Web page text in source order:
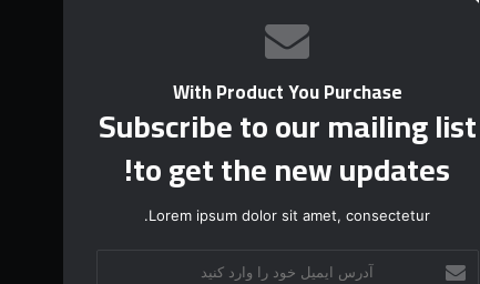
With Product You Purchase
Subscribe to our mailing list
to get the new updates!
Lorem ipsum dolor sit amet, consectetur.